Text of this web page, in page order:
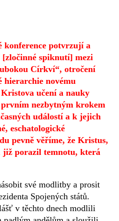
konference potvrzují a
spiknutí] mezi
Církví“, otročení
hierarchie novému
učení a nauky
nezbytným krokem
událostí a k jejich
eschatologické
pevně věříme, že Kristus,
již porazil temnotu, která
své modlitby a prosit
Spojených států.
v těchto dnech modlili